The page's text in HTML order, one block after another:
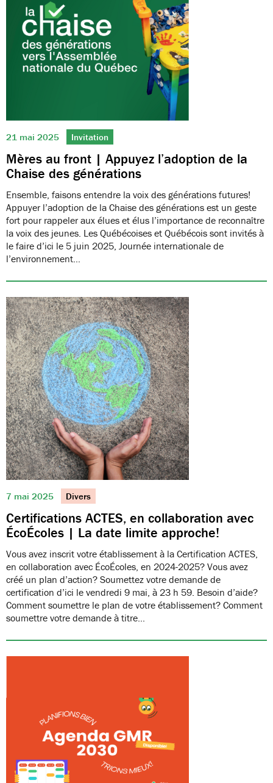
21 mai 2025 Invitation
Mères au front | Appuyez l’adoption de la
Chaise des générations
Ensemble, faisons entendre la voix des générations futures!
Appuyer l’adoption de la Chaise des générations est un geste
fort pour rappeler aux élues et élus l’importance de reconnaître
la voix des jeunes. Les Québécoises et Québécois sont invités à
le faire d’ici le 5 juin 2025, Journée internationale de
l’environnement…
7 mai 2025 Divers
Certifications ACTES, en collaboration avec
ÉcoÉcoles | La date limite approche!
Vous avez inscrit votre établissement à la Certification ACTES,
en collaboration avec ÉcoÉcoles, en 2024-2025? Vous avez
créé un plan d’action? Soumettez votre demande de
certification d’ici le vendredi 9 mai, à 23 h 59. Besoin d’aide?
Comment soumettre le plan de votre établissement? Comment
soumettre votre demande à titre…